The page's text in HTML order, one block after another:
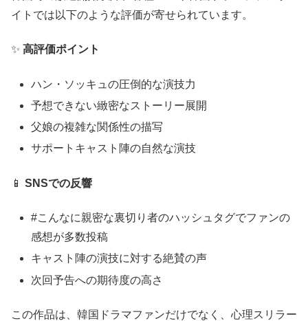
イトでは以下のような評価が寄せられています。
✨ 高評価ポイント
ハン・ソッキュの圧倒的な演技力
予想できない緻密なストーリー展開
父娘の複雑な関係性の描写
サポートキャスト陣の自然な演技
📱 SNSでの反響
#こんなに親密な裏切り者のハッシュタグでファンの
感想が多数投稿
キャスト陣の演技に対する絶賛の声
次回予告への期待度の高さ
この作品は、韓国ドラマファンだけでなく、心理スリラー